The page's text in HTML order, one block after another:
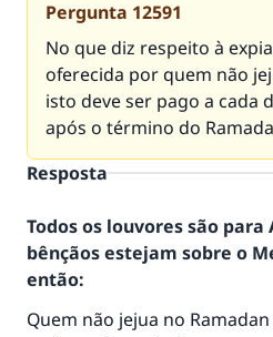
Pergunta 12591
No que diz respeito à
oferecida por quem não
isto deve ser pago a cada
após o término do
Resposta
Todos os louvores são para
bênçãos estejam sobre o
então:
Quem não jejua no